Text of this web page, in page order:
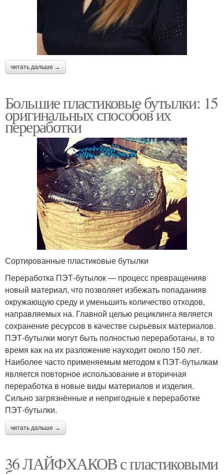
Горшки из пластиковых
Контейнеры для
хранения
Бутылки в саду
творческого проекта
Бутылки для экономии
Горшок из пластиковой
бутылки
Проекты из
пластиковых бутылок
Мини-теплица из
пластиковых бутылок
Система из
пластиковых бутылок
Компостер из
пластиковых бутылок
читать дальше →
Большие пластиковые бутылки: 15
оригинальных способов их
переработки
Сортированные пластиковые бутылки
Переработка ПЭТ-бутылок — процесс превращенияв
новый материал, что позволяет избежать попаданияв
окружающую среду и уменьшить количество отходов,
направляемых на. Главной целью рециклинга является
сохранение ресурсов в качестве сырьевых материалов.
ПЭТ-бутылки могут быть полностью переработаны, в то
время как на их разложение науходит около 150 лет.
Наиболее часто применяемым методом к ПЭТ-бутылкам
является повторное использование и вторичная
переработка в новые виды материалов и изделия.
Сильно загрязнённые и непригодные к переработке
ПЭТ-бутылки.
читать дальше →
36 ЛАЙФХАКОВ с пластиковыми